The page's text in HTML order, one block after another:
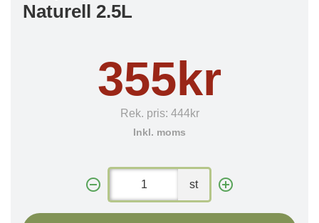
Naturell 2.5L
355kr
Rek. pris: 444kr
Inkl. moms
st